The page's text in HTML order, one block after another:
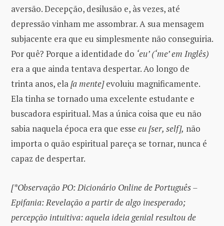
aversão. Decepção, desilusão e, às vezes, até
depressão vinham me assombrar. A sua mensagem
subjacente era que eu simplesmente não conseguiria.
Por quê? Porque a identidade do ‘eu’ (‘me’ em Inglês)
era a que ainda tentava despertar. Ao longo de
trinta anos, ela[a mente]evoluiu magnificamente.
Ela tinha se tornado uma excelente estudante e
buscadora espiritual. Mas a única coisa que eu não
sabia naquela época era que esse eu [ser, self], não
importa o quão espiritual pareça se tornar, nunca é
capaz de despertar.
[*Observação PO: Dicionário Online de Português –
Epifania: Revelação a partir de algo inesperado;
percepção intuitiva: aquela ideia genial resultou de